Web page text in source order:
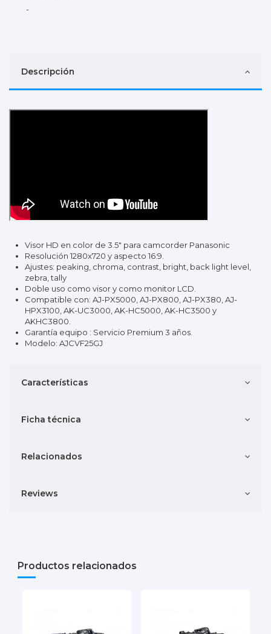
-
Descripción
Visor HD en color de 3.5" para camcorder Panasonic
Resolución 1280x720 y aspecto 16:9.
Ajustes: peaking, chroma, contrast, bright, back light level,
zebra, tally
Doble uso como visor y como monitor LCD.
Compatible con: AJ-PX5000, AJ-PX800, AJ-PX380, AJ-
HPX3100, AK-UC3000, AK-HC5000, AK-HC3500 y
AKHC3800.
Garantía equipo : Servicio Premium 3 años.
Modelo: AJCVF25GJ
Características
Ficha técnica
Relacionados
Reviews
Productos relacionados